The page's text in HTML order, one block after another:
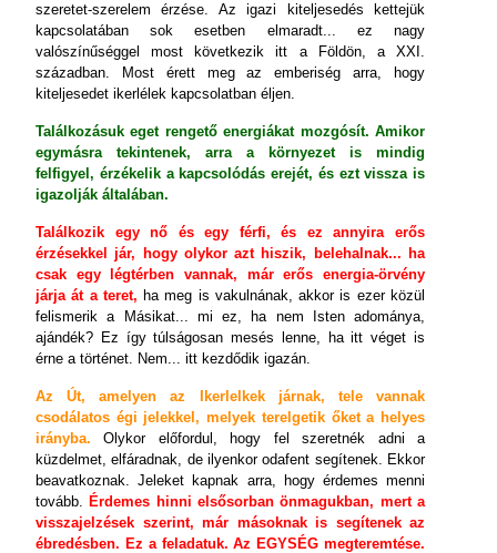
szeretet-szerelem érzése. Az igazi kiteljesedés kettejük
kapcsolatában sok esetben elmaradt... ez nagy
valószínűséggel most következik itt a Földön, a XXI.
században. Most érett meg az emberiség arra, hogy
kiteljesedet ikerlélek kapcsolatban éljen.
Találkozásuk eget rengető energiákat mozgósít. Amikor
egymásra tekintenek, arra a környezet is mindig
felfigyel, érzékelik a kapcsolódás erejét, és ezt vissza is
igazolják általában.
Találkozik egy nő és egy férfi, és ez annyira erős
érzésekkel jár, hogy olykor azt hiszik, belehalnak... ha
csak egy légtérben vannak, már erős energia-örvény
járja át a teret, ha meg is vakulnának, akkor is ezer közül
felismerik a Másikat... mi ez, ha nem Isten adománya,
ajándék? Ez így túlságosan mesés lenne, ha itt véget is
érne a történet. Nem... itt kezdődik igazán.
Az Út, amelyen az Ikerlelkek járnak, tele vannak
csodálatos égi jelekkel, melyek terelgetik őket a helyes
irányba. Olykor előfordul, hogy fel szeretnék adni a
küzdelmet, elfáradnak, de ilyenkor odafent segítenek. Ekkor
beavatkoznak. Jeleket kapnak arra, hogy érdemes menni
tovább. Érdemes hinni elsősorban önmagukban, mert a
visszajelzések szerint, már másoknak is segítenek az
ébredésben. Ez a feladatuk. Az EGYSÉG megteremtése.